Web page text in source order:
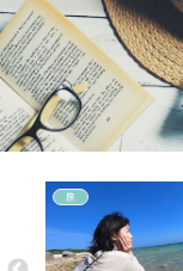
旅